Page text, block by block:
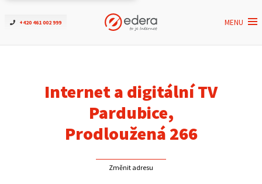
+420 461 002 999 MENU
Ověřit dostupnost
ČEZNET TV
Podpora
Internet a digitální TV
Pardubice,
Prodloužená 266
Změnit adresu